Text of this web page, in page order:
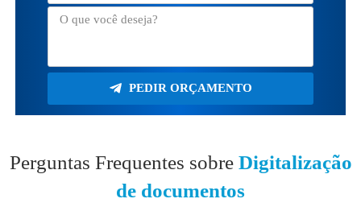
PEDIR ORÇAMENTO
Perguntas Frequentes sobre Digitalização
de documentos